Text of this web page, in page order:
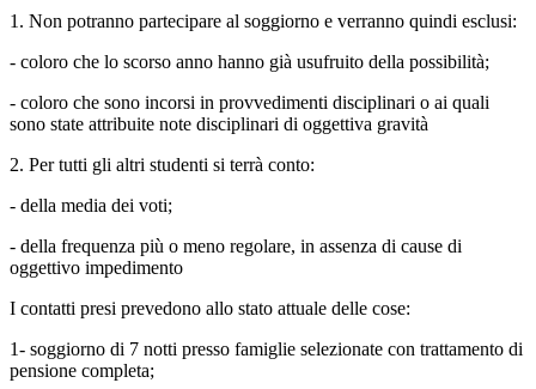
1. Non potranno partecipare al soggiorno e verranno quindi esclusi:
- coloro che lo scorso anno hanno già usufruito della possibilità;
- coloro che sono incorsi in provvedimenti disciplinari o ai quali
sono state attribuite note disciplinari di oggettiva gravità
2. Per tutti gli altri studenti si terrà conto:
- della media dei voti;
- della frequenza più o meno regolare, in assenza di cause di
oggettivo impedimento
I contatti presi prevedono allo stato attuale delle cose:
1- soggiorno di 7 notti presso famiglie selezionate con trattamento di
pensione completa;